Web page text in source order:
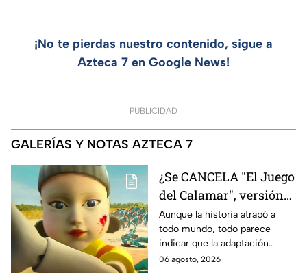
¡No te pierdas nuestro contenido, sigue a
Azteca 7 en Google News!
PUBLICIDAD
GALERÍAS Y NOTAS AZTECA 7
¿Se CANCELA "El Juego
del Calamar", versión
Estados Unidos? Esto
es lo que se sabe al
momento
Aunque la historia atrapó a
todo mundo, todo parece
indicar que la adaptación
podría ser cancelada:
06 agosto, 2026